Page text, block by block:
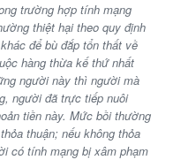
trường hợp tính mạng
thiệt hại theo quy định
để bù đắp tổn thất về
hàng thừa kế thứ nhất
người này thì người mà
người đã trực tiếp nuôi
tiền này. Mức bồi thường
thuận; nếu không thỏa
có tính mạng bị xâm phạm